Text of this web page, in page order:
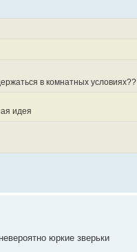
в комнатных условиях??
идея
юркие зверьки